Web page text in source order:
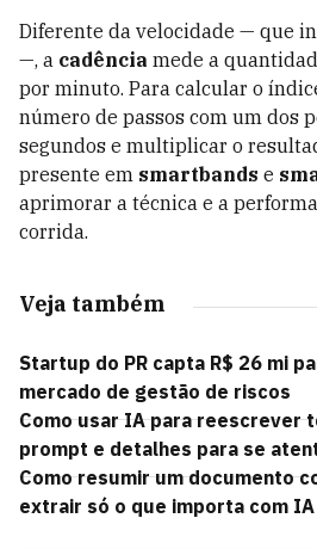
Diferente da velocidade — que
—, a cadência mede a
por minuto. Para calcular o
número de passos com um dos
segundos e multiplicar o
presente em smartbands e
aprimorar a técnica e a
corrida.
Veja também
Startup do PR capta R$ 26 mi
mercado de gestão de riscos
Como usar IA para reescrever
prompt e detalhes para se
Como resumir um documento
extrair só o que importa com IA